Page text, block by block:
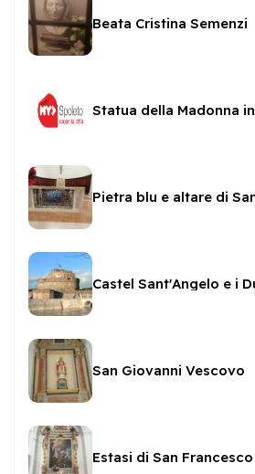
Beata Cristina Semenzi
San Giovanni Vescovo
Estasi di San Francesco